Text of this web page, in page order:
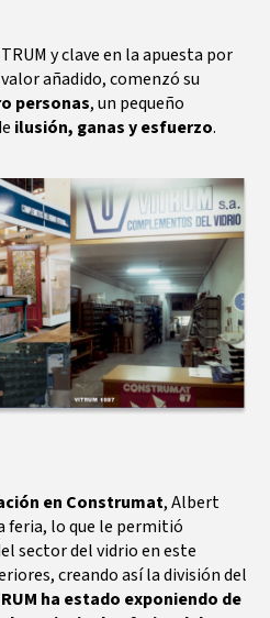
y clave en la apuesta por
añadido, comenzó su
personas, un pequeño
ilusión, ganas y esfuerzo.
en Construmat, Albert
feria, lo que le permitió
sector del vidrio en este
creando así la división del
ha estado exponiendo de